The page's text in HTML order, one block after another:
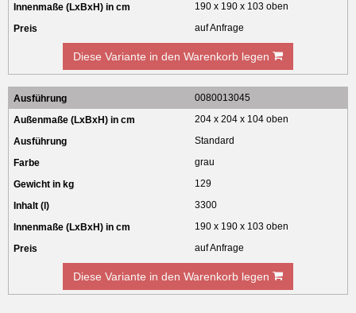
190 x 190 x 103 oben
auf Anfrage
Diese Variante in den Warenkorb legen
0080013045
204 x 204 x 104 oben
Standard
grau
129
3300
190 x 190 x 103 oben
auf Anfrage
Diese Variante in den Warenkorb legen